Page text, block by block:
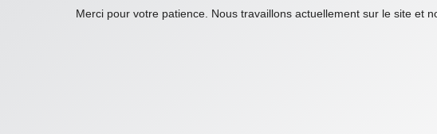
Merci pour votre patience. Nous travaillons actuellement sur le site et